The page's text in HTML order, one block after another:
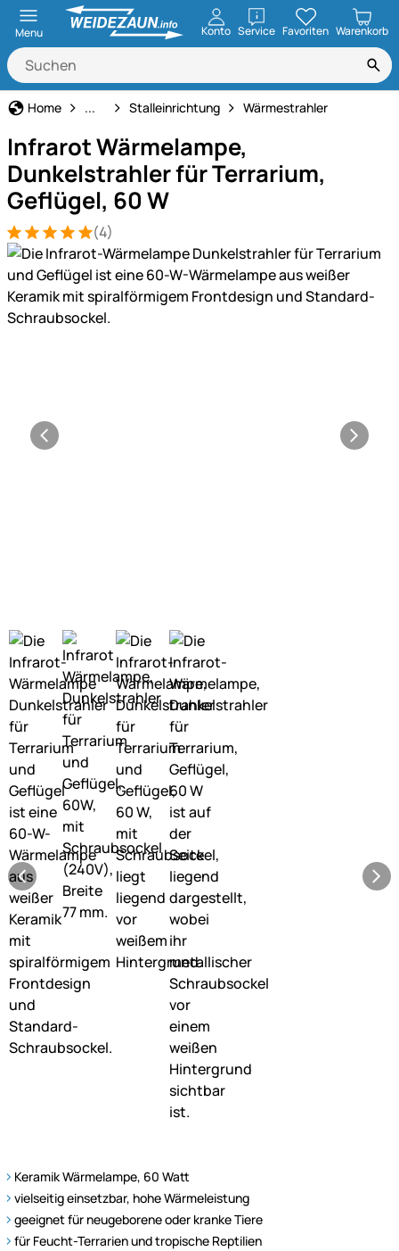
Menu Konto ServiceöffnenFavoriten Warenkorb
Home Stall- & Tierzuchtbedarf
... Stalleinrichtung Wärmestrahler
Infrarot Wärmelampe,
Dunkelstrahler für Terrarium,
Geflügel, 60 W
Bewertung: 5 von 5 (4 Bewertungen)
4 Bewertungen
(4)
Produktgalerie
Keramik Wärmelampe, 60 Watt
vielseitig einsetzbar, hohe Wärmeleistung
geeignet für neugeborene oder kranke Tiere
für Feucht-Terrarien und tropische Reptilien